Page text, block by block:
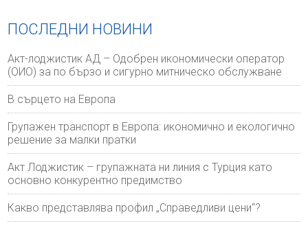
ПОСЛЕДНИ НОВИНИ
Акт-лоджистик АД – Одобрен икономически оператор
(ОИО) за по бързо и сигурно митническо обслужване
В сърцето на Европа
Групажен транспорт в Европа: икономично и екологично
решение за малки пратки
Акт Лоджистик – групажната ни линия с Турция като
основно конкурентно предимство
Какво представлява профил „Справедливи цени“?